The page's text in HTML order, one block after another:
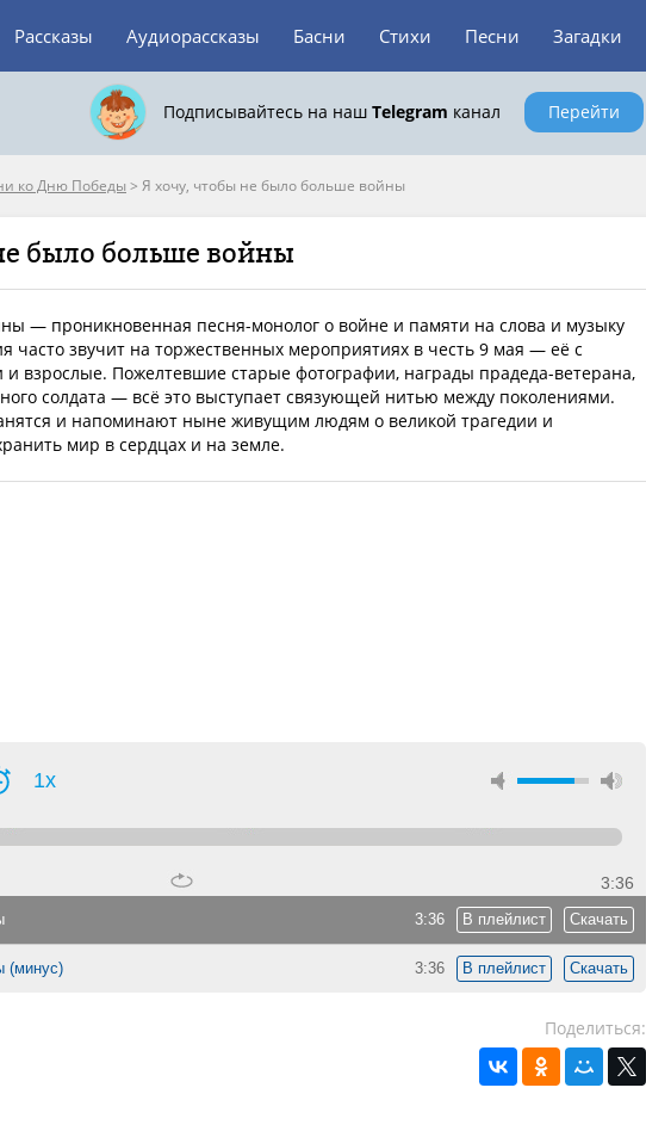
Рассказы Аудиорассказы Басни Стихи Песни Загадки
Подписывайтесь на наш Telegram канал Перейти
ко Дню Победы > Я хочу, чтобы не было больше войны
было больше войны
— проникновенная песня-монолог о войне и памяти на слова и музыку
звучит на торжественных мероприятиях в честь 9 мая — её с
взрослые. Пожелтевшие старые фотографии, награды прадеда-ветерана,
солдата — всё это выступает связующей нитью между поколениями.
и напоминают ныне живущим людям о великой трагедии и
мир в сердцах и на земле.
1x
3:36
3:36 В плейлист Скачать
3:36 В плейлист Скачать
(минус)
Поделиться: